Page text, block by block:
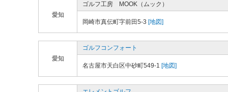
愛知
ゴルフ工房 MOOK（ムック）
岡崎市真伝町字前田5-3 [地図]
愛知
ゴルフコンフォート
名古屋市天白区中砂町549-1 [地図]